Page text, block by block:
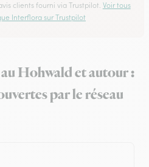
clients fourni via Trustpilot. Voir tous
Interflora sur Trustpilot
Hohwald et autour :
par le réseau